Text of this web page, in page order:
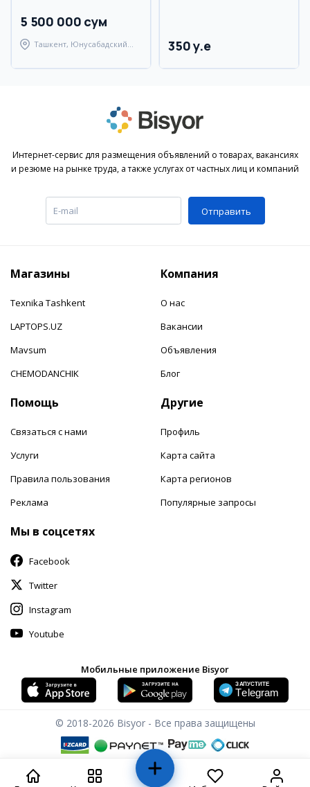
5 500 000 сум
Ташкент, Юнусабадский
350 y.e
Интернет-сервис для размещения объявлений о товарах, вакансиях
и резюме на рынке труда, а также услугах от частных лиц и компаний
Отправить
Магазины
Texnika Tashkent
LAPTOPS.UZ
Mavsum
CHEMODANCHIK
Компания
О нас
Вакансии
Объявления
Блог
Помощь
Связаться с нами
Услуги
Правила пользования
Реклама
Другие
Профиль
Карта сайта
Карта регионов
Популярные запросы
Мы в соцсетях
Facebook
Twitter
Instagram
Youtube
Мобильные приложение Bisyor
© 2018-2026 Bisyor - Все права защищены